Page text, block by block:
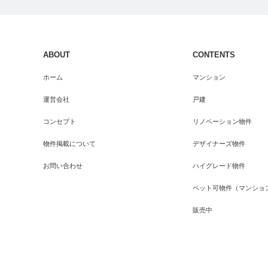
ABOUT
ホーム
運営会社
コンセプト
物件掲載について
お問い合わせ
CONTENTS
マンション
戸建
リノベーション物件
デザイナーズ物件
ハイグレード物件
ペット可物件（マンショ
販売中